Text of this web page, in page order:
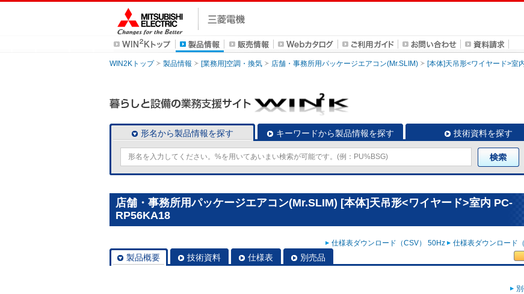
WIN2Kトップ 製品情報 [業務用]空調・換気 店舗・事務所用パッケージエアコン(Mr.SLIM) [本体]天吊形<ワイヤード>室
形名から製品情報を探す キーワードから製品情報を探す 技術資料を探す
店舗・事務所用パッケージエアコン(Mr.SLIM) [本体]天吊形<ワイヤード>室内 PC-
RP56KA18
仕様表ダウンロード（CSV） 50Hz 仕様表ダウンロード
製品概要 技術資料 仕様表 別売品